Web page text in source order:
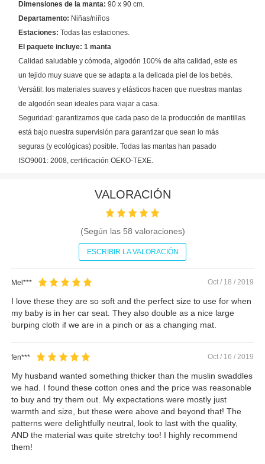
Dimensiones de la manta: 90 x 90 cm.
Departamento: Niñas/niños
Estaciones: Todas las estaciones.
El paquete incluye: 1 manta
Calidad saludable y cómoda, algodón 100% de alta calidad, este es
un tejido muy suave que se adapta a la delicada piel de los bebés.
Versátil: los materiales suaves y elásticos hacen que nuestras mantas
de algodón sean ideales para viajar a casa.
Seguridad: garantizamos que cada paso de la producción de mantillas
está bajo nuestra supervisión para garantizar que sean lo más
seguras (y ecológicas) posible. Todas las mantas han pasado
ISO9001: 2008, certificación OEKO-TEXE.
VALORACIÓN
(Según las 58 valoraciones)
ESCRIBIR LA VALORACIÓN
Mel*** Oct / 18 / 2019
I love these they are so soft and the perfect size to use for when
my baby is in her car seat. They also double as a nice large
burping cloth if we are in a pinch or as a changing mat.
fen*** Oct / 16 / 2019
My husband wanted something thicker than the muslin swaddles
we had. I found these cotton ones and the price was reasonable
to buy and try them out. My expectations were mostly just
warmth and size, but these were above and beyond that! The
patterns were delightfully neutral, look to last with the quality,
AND the material was quite stretchy too! I highly recommend
them!